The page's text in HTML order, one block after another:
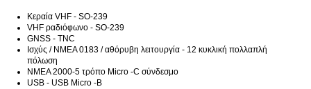
Κεραία VHF - SO-239
VHF ραδιόφωνο - SO-239
GNSS - TNC
Ισχύς / NMEA 0183 / αθόρυβη λειτουργία - 12 κυκλική πολλαπλή
πόλωση
NMEA 2000-5 τρόπο Micro -C σύνδεσμο
USB - USB Micro -B